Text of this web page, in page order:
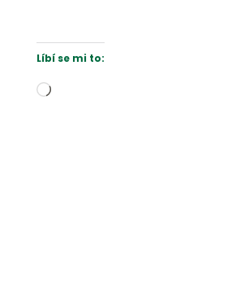
Líbí se mi to:
Načítání…